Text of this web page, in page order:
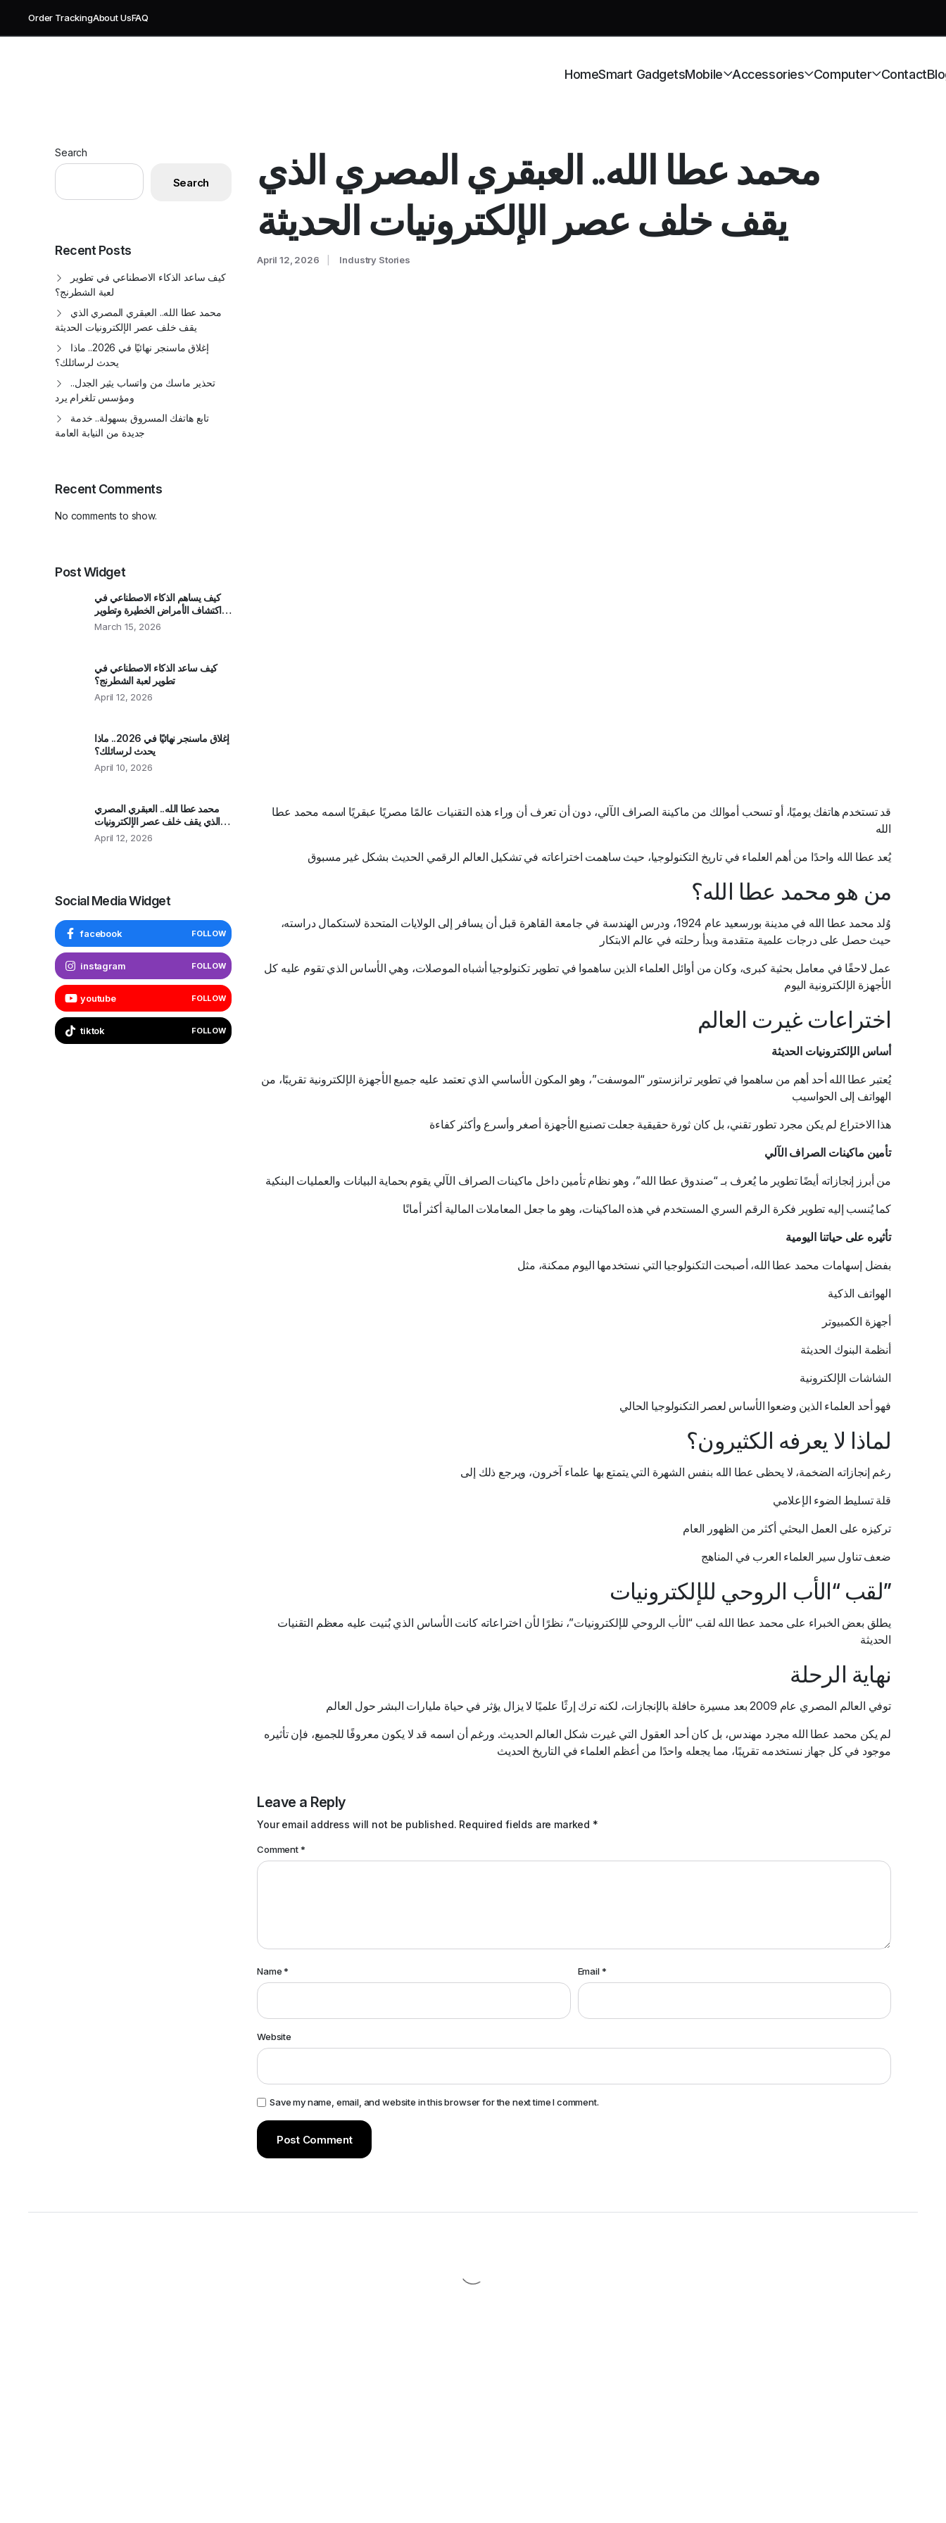
Order TrackingAbout UsFAQ
HomeSmart GadgetsMobile Accessories Computer Contact
Search
Search
Recent Posts
كيف ساعد الذكاء الاصطناعي في تطوير
لعبة الشطرنج؟
محمد عطا الله.. العبقري المصري الذي
يقف خلف عصر الإلكترونيات الحديثة
إغلاق ماسنجر نهائيًا في 2026.. ماذا
يحدث لرسائلك؟
تحذير ماسك من واتساب يثير الجدل..
ومؤسس تلغرام يرد
تابع هاتفك المسروق بسهولة.. خدمة
جديدة من النيابة العامة
Recent Comments
No comments to show.
Post Widget
كيف يساهم الذكاء الاصطناعي في
اكتشاف الأمراض الخطيرة وتطوير
الأدوية؟
March 15, 2026
كيف ساعد الذكاء الاصطناعي في
تطوير لعبة الشطرنج؟
April 12, 2026
إغلاق ماسنجر نهائيًا في 2026.. ماذا
يحدث لرسائلك؟
April 10, 2026
محمد عطا الله.. العبقري المصري
الذي يقف خلف عصر الإلكترونيات
الحديثة
April 12, 2026
Social Media Widget
facebook FOLLOW
instagram FOLLOW
youtube FOLLOW
tiktok FOLLOW
محمد عطا الله.. العبقري المصري الذي
يقف خلف عصر الإلكترونيات الحديثة
April 12, 2026 Industry Stories
قد تستخدم هاتفك يوميًا، أو تسحب أموالك من ماكينة الصراف الآلي، دون أن تعرف أن وراء هذه التقنيات عالمًا مصريًا عبقريًا اسمه محمد عطا
الله
يُعد عطا الله واحدًا من أهم العلماء في تاريخ التكنولوجيا، حيث ساهمت اختراعاته في تشكيل العالم الرقمي الحديث بشكل غير مسبوق
من هو محمد عطا الله؟
وُلد محمد عطا الله في مدينة بورسعيد عام 1924، ودرس الهندسة في جامعة القاهرة قبل أن يسافر إلى الولايات المتحدة لاستكمال دراسته،
حيث حصل على درجات علمية متقدمة وبدأ رحلته في عالم الابتكار
عمل لاحقًا في معامل بحثية كبرى، وكان من أوائل العلماء الذين ساهموا في تطوير تكنولوجيا أشباه الموصلات، وهي الأساس الذي تقوم عليه كل
الأجهزة الإلكترونية اليوم
اختراعات غيرت العالم
أساس الإلكترونيات الحديثة
يُعتبر عطا الله أحد أهم من ساهموا في تطوير ترانزستور “الموسفت”، وهو المكون الأساسي الذي تعتمد عليه جميع الأجهزة الإلكترونية تقريبًا، من
الهواتف إلى الحواسيب
هذا الاختراع لم يكن مجرد تطور تقني، بل كان ثورة حقيقية جعلت تصنيع الأجهزة أصغر وأسرع وأكثر كفاءة
تأمين ماكينات الصراف الآلي
من أبرز إنجازاته أيضًا تطوير ما يُعرف بـ “صندوق عطا الله”، وهو نظام تأمين داخل ماكينات الصراف الآلي يقوم بحماية البيانات والعمليات البنكية
كما يُنسب إليه تطوير فكرة الرقم السري المستخدم في هذه الماكينات، وهو ما جعل المعاملات المالية أكثر أمانًا
تأثيره على حياتنا اليومية
بفضل إسهامات محمد عطا الله، أصبحت التكنولوجيا التي نستخدمها اليوم ممكنة، مثل
الهواتف الذكية
أجهزة الكمبيوتر
أنظمة البنوك الحديثة
الشاشات الإلكترونية
فهو أحد العلماء الذين وضعوا الأساس لعصر التكنولوجيا الحالي
لماذا لا يعرفه الكثيرون؟
رغم إنجازاته الضخمة، لا يحظى عطا الله بنفس الشهرة التي يتمتع بها علماء آخرون، ويرجع ذلك إلى
قلة تسليط الضوء الإعلامي
تركيزه على العمل البحثي أكثر من الظهور العام
ضعف تناول سير العلماء العرب في المناهج
لقب “الأب الروحي للإلكترونيات”
يطلق بعض الخبراء على محمد عطا الله لقب “الأب الروحي للإلكترونيات”، نظرًا لأن اختراعاته كانت الأساس الذي بُنيت عليه معظم التقنيات
الحديثة
نهاية الرحلة
توفي العالم المصري عام 2009 بعد مسيرة حافلة بالإنجازات، لكنه ترك إرثًا علميًا لا يزال يؤثر في حياة مليارات البشر حول العالم
لم يكن محمد عطا الله مجرد مهندس، بل كان أحد العقول التي غيرت شكل العالم الحديث. ورغم أن اسمه قد لا يكون معروفًا للجميع، فإن تأثيره
موجود في كل جهاز نستخدمه تقريبًا، مما يجعله واحدًا من أعظم العلماء في التاريخ الحديث
Leave a Reply
Your email address will not be published. Required fields are marked *
Comment*
Name* Email*
Website
Save my name, email, and website in this browser for the next time I comment.